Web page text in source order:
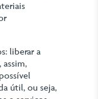
liberar a
útil, ou seja,